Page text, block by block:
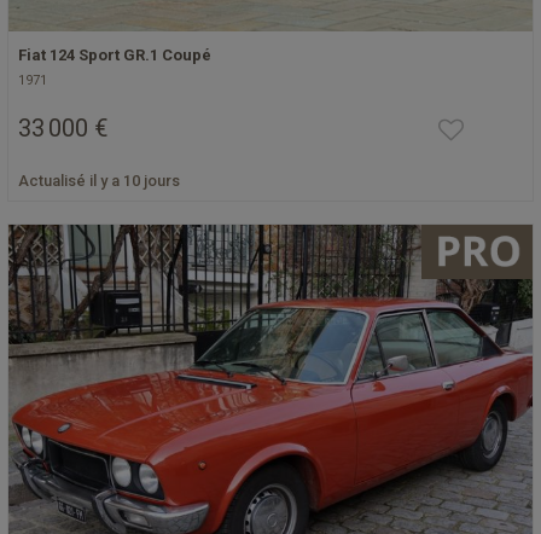
Fiat 124 Sport GR.1 Coupé
1971
33 000 €
Actualisé il y a 10 jours